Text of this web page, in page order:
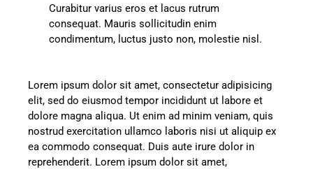
Curabitur varius eros et lacus rutrum
consequat. Mauris sollicitudin enim
condimentum, luctus justo non, molestie nisl.
Lorem ipsum dolor sit amet, consectetur adipisicing
elit, sed do eiusmod tempor incididunt ut labore et
dolore magna aliqua. Ut enim ad minim veniam, quis
nostrud exercitation ullamco laboris nisi ut aliquip ex
ea commodo consequat. Duis aute irure dolor in
reprehenderit. Lorem ipsum dolor sit amet,